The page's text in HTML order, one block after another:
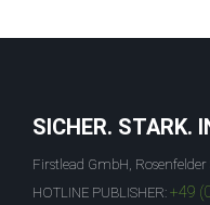
SICHER. STARK.
Firstlead GmbH,
HOTLINE PUBLISHER: +49